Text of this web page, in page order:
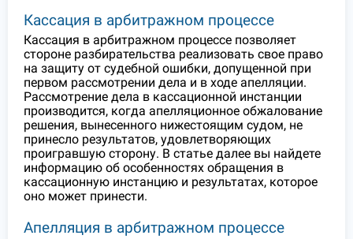
Кассация в арбитражном процессе
Кассация в арбитражном процессе позволяет
стороне разбирательства реализовать свое право
на защиту от судебной ошибки, допущенной при
первом рассмотрении дела и в ходе апелляции.
Рассмотрение дела в кассационной инстанции
производится, когда апелляционное обжалование
решения, вынесенного нижестоящим судом, не
принесло результатов, удовлетворяющих
проигравшую сторону. В статье далее вы найдете
информацию об особенностях обращения в
кассационную инстанцию и результатах, которое
оно может принести.
Апелляция в арбитражном процессе